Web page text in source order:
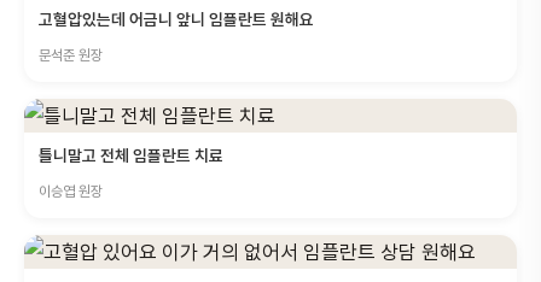
고혈압있는데 어금니 앞니 임플란트 원해요
문석준 원장
틀니말고 전체 임플란트 치료
이승엽 원장